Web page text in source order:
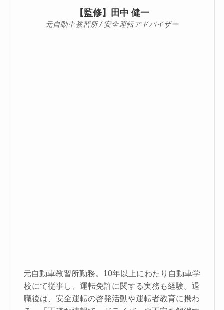
【監修】田中 健一
元自動車教習所 / 安全運転アドバイザー
元自動車教習所勤務。10年以上にわたり自動車学
校にて従事し、運転免許に関する実務も経験。退
職後は、安全運転の啓発活動や運転者教育に携わ